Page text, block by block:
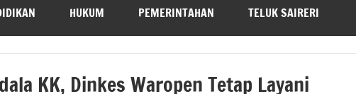
HUKUM PEMERINTAHAN TELUK SAIRERI
KK, Dinkes Waropen Tetap Layani